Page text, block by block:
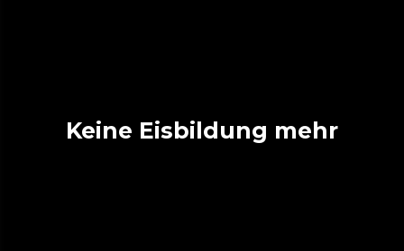
Keine Eisbildung mehr